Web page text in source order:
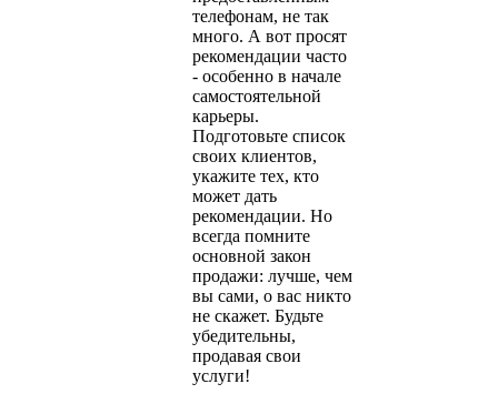
телефонам, не так
много. А вот просят
рекомендации часто
- особенно в начале
самостоятельной
карьеры.
Подготовьте список
своих клиентов,
укажите тех, кто
может дать
рекомендации. Но
всегда помните
основной закон
продажи: лучше, чем
вы сами, о вас никто
не скажет. Будьте
убедительны,
продавая свои
услуги!